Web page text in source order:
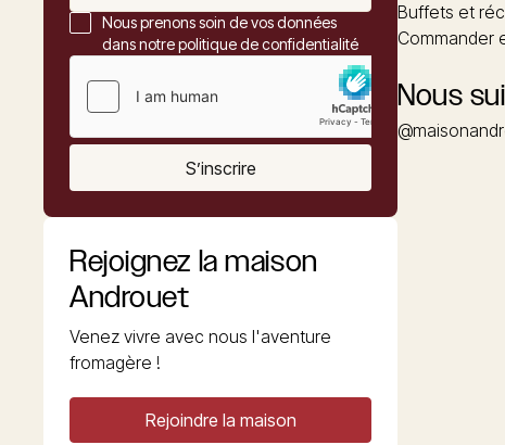
Nous prenons soin de vos données
dans notre politique de confidentialité
S’inscrire
Rejoignez la maison
Androuet
Venez vivre avec nous l'aventure
fromagère !
Rejoindre la maison
Buffets et
Commander
Nous